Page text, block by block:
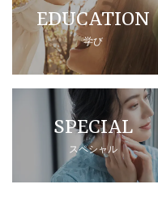
EDUCATION
学び
SPECIAL
スペシャル